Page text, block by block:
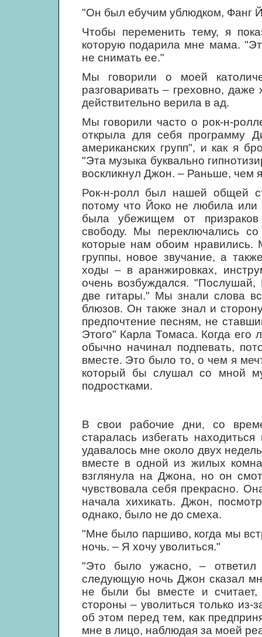
"Он был ебучим ублюдком, Фанг
Чтобы переменить тему, я
которую подарила мне мама.
не снимать ее."
Мы говорили о моей
разговаривать – греховно,
действительно верила в ад.
Мы говорили часто о рок-н-
открыла для себя программу
американских групп", и как я
"Эта музыка буквально
воскликнул Джон. – Раньше, чем
Рок-н-ролл был нашей общей
потому что Йоко не любила
была убежищем от призраков
свободу. Мы переключались
которые нам обоим
группы, новое звучание, а
ходы – в аранжировках,
очень возбуждался.
две гитары." Мы знали слова
блюзов. Он также знал и
предпочтение песням, не
Этого" Карла Томаса. Когда
обычно начинал подпевать,
вместе. Это было то, о чем я
который бы слушал со мной
подростками.
В свои рабочие дни, со
старалась избегать
удавалось мне около двух
вместе в одной из жилых
взглянула на Джона, но он
чувствовала себя прекрасно.
начала хихикать. Джон,
однако, было не до смеха.
"Мне было паршиво, когда мы
ночь. – Я хочу уволиться."
"Это было ужасно, –
следующую ночь Джон сказал
не были бы вместе и считает,
стороны – уволиться только из-
об этом перед тем, как
мне в лицо, наблюдая за моей